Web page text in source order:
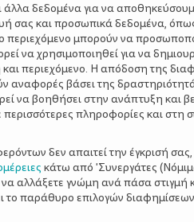
άλλα δεδομένα για να
σας και προσωπικά δεδομένα,
περιεχόμενο μπορούν να
να χρησιμοποιηθεί για να
περιεχόμενο. Η απόδοση της
αναφορές βάσει της
να βοηθήσει στην ανάπτυξη και
πληροφορίες και στη
δεν απαιτεί την έγκρισή
κάτω από 'Συνεργάτες
αλλάξετε γνώμη ανά πάσα στιγμή
το παράθυρο επιλογών